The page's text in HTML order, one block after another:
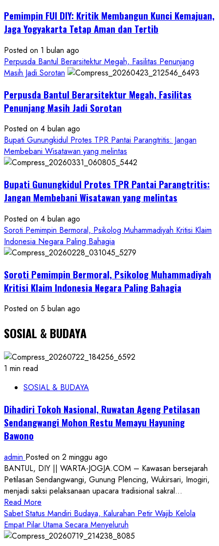
KDMP
Rp1,6
Diduga
Hanya
Separuhnya
Cair
ke
Ketum
PWRI
RI
Minta
Resmi
Pemimpin FUI DIY: Kritik Membangun Kunci Kemajuan,
Jaga Yogyakarta Tetap Aman dan Tertib
Posted on 1 bulan ago
Perpusda Bantul Berarsitektur Megah, Fasilitas Penunjang
Masih Jadi Sorotan
Perpusda Bantul Berarsitektur Megah, Fasilitas
Penunjang Masih Jadi Sorotan
Posted on 4 bulan ago
Bupati Gunungkidul Protes TPR Pantai Parangtritis: Jangan
Membebani Wisatawan yang melintas
Bupati Gunungkidul Protes TPR Pantai Parangtritis:
Jangan Membebani Wisatawan yang melintas
Posted on 4 bulan ago
Soroti Pemimpin Bermoral, Psikolog Muhammadiyah Kritisi Klaim
Indonesia Negara Paling Bahagia
Soroti Pemimpin Bermoral, Psikolog Muhammadiyah
Kritisi Klaim Indonesia Negara Paling Bahagia
Posted on 5 bulan ago
SOSIAL & BUDAYA
1 min read
SOSIAL & BUDAYA
Dihadiri Tokoh Nasional, Ruwatan Ageng Petilasan
Sendangwangi Mohon Restu Memayu Hayuning
Bawono
admin Posted on 2 minggu ago
BANTUL, DIY || WARTA-JOGJA.COM – Kawasan bersejarah
Petilasan Sendangwangi, Gunung Plencing, Wukirsari, Imogiri,
menjadi saksi pelaksanaan upacara tradisional sakral...
Read More
more
about
Dihadiri
Sabet Status Mandiri Budaya, Kalurahan Petir Wajib Kelola
Empat Pilar Utama Secara Menyeluruh